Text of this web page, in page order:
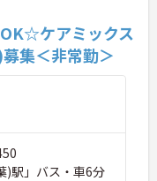
OK☆ケアミックス
集＜非常勤＞
)駅」バス・車6分